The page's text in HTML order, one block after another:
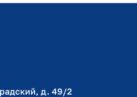
портал
д. 49/2​